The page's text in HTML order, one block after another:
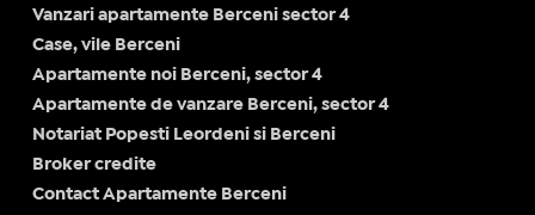
Vanzari apartamente Berceni sector 4
Case, vile Berceni
Apartamente noi Berceni, sector 4
Apartamente de vanzare Berceni, sector 4
Notariat Popesti Leordeni si Berceni
Broker credite
Contact Apartamente Berceni